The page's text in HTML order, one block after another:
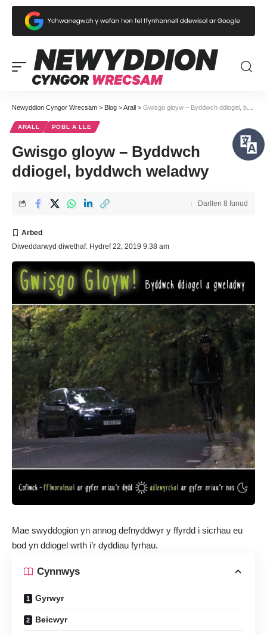
Newyddion Cyngor Wrecsam > Blog >Arall > Gwisgo gloyw – Byddwch ddiogel, byddwch weladwy
ARALL POBL A LLE
Gwisgo gloyw – Byddwch
ddiogel, byddwch weladwy
Diweddarwyd diwethaf: Hydref 22, 2019 9:38 am
Darllen 8 funud
Mae swyddogion yn annog defnyddwyr y ffyrdd i sicrhau eu
bod yn ddiogel wrth i’r dyddiau fyrhau.
Cynnwys
Gyrwyr
Beicwyr